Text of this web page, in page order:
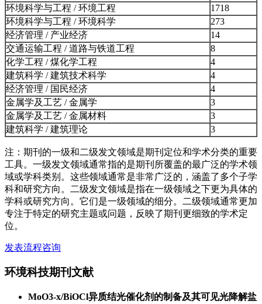
环境科学与工程 / 环境工程
1718
环境科学与工程 / 环境科学
273
经济管理 / 产业经济
14
交通运输工程 / 道路与铁道工程
8
化学工程 / 煤化学工程
4
建筑科学 / 建筑技术科学
4
经济管理 / 国民经济
4
金属学及工艺 / 金属学
3
金属学及工艺 / 金属材料
3
建筑科学 / 建筑理论
3
注：期刊的一级和二级发文领域是期刊定位和学术分类的重要
工具。一级发文领域通常指的是期刊所覆盖的最广泛的学术领
域或学科类别。这些领域通常是非常广泛的，涵盖了多个子学
科和研究方向。二级发文领域是指在一级领域之下更为具体的
学科或研究方向。它们是一级领域的细分。二级领域通常更加
专注于特定的研究主题或问题，反映了期刊更细致的学术定
位。
发表流程咨询
环境科技期刊文献
MoO3-x/BiOCl异质结光催化剂的制备及其可见光降解盐